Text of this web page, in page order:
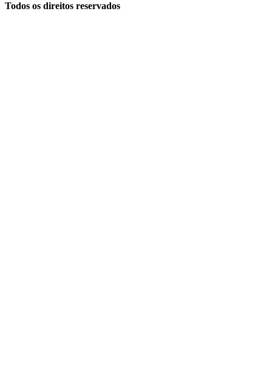
Todos os direitos reservados